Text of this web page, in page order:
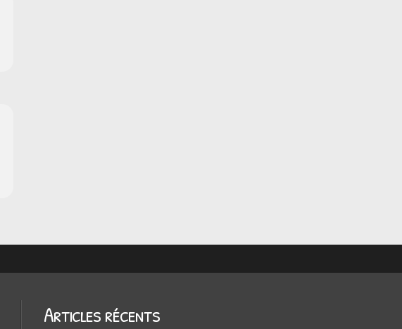
Articles récents